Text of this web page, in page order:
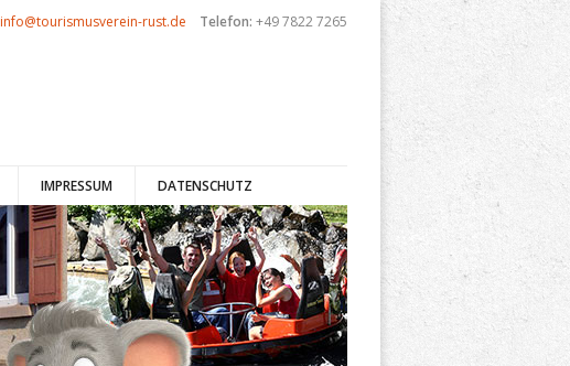
info@tourismusverein-rust.de Telefon: +49 7822 7265
IMPRESSUM DATENSCHUTZ